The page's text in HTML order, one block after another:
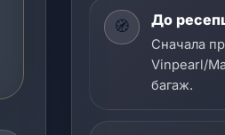
🧭 До
Сначала
Vinpearl/
багаж.